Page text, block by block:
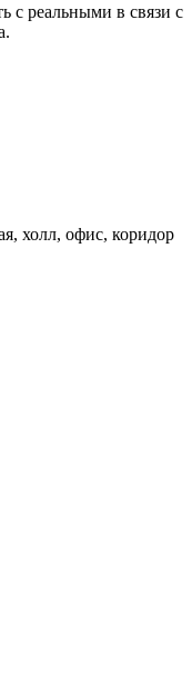
с реальными в связи с
холл, офис, коридор